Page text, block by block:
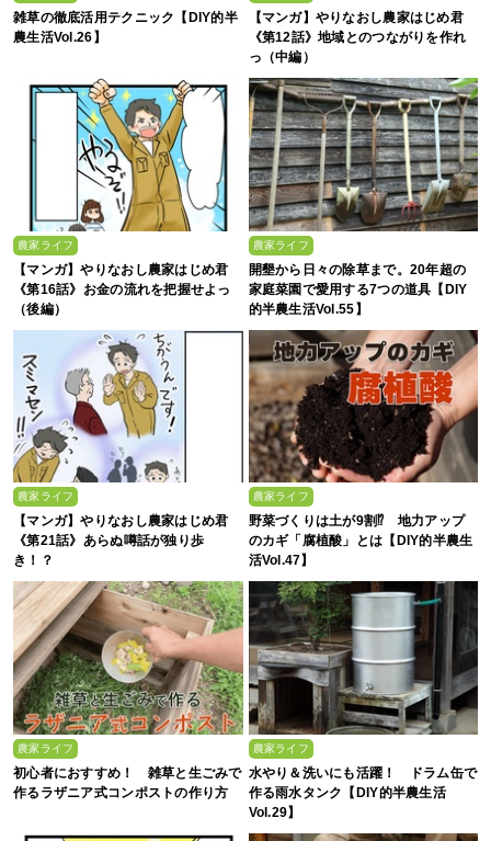
雑草の徹底活用テクニック【DIY的半
農生活Vol.26】
【マンガ】やりなおし農家はじめ君
《第12話》地域とのつながりを作れ
っ（中編）
農家ライフ
【マンガ】やりなおし農家はじめ君
《第16話》お金の流れを把握せよっ
（後編）
農家ライフ
開墾から日々の除草まで。20年超の
家庭菜園で愛用する7つの道具【DIY
的半農生活Vol.55】
農家ライフ
【マンガ】やりなおし農家はじめ君
《第21話》あらぬ噂話が独り歩
き！？
農家ライフ
野菜づくりは土が9割⁉ 地力アップ
のカギ「腐植酸」とは【DIY的半農生
活Vol.47】
農家ライフ
初心者におすすめ！ 雑草と生ごみで
作るラザニア式コンポストの作り方
農家ライフ
水やり＆洗いにも活躍！ ドラム缶で
作る雨水タンク【DIY的半農生活
Vol.29】